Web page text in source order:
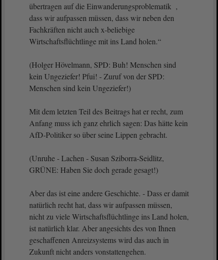
übertragen auf die Einwanderungsproblematik ,
dass wir aufpassen müssen, dass wir neben den
Fachkräften nicht auch x-beliebige
Wirtschaftsflüchtlinge mit ins Land holen.“
(Holger Hövelmann, SPD: Buh! Menschen sind
kein Ungeziefer! Pfui! - Zuruf von der SPD:
Menschen sind kein Ungeziefer!)
Mit dem letzten Teil des Beitrags hat er recht, zum
Anfang muss ich ganz ehrlich sagen: Das hätte kein
AfD-Politiker so über seine Lippen gebracht.
(Unruhe - Lachen - Susan Sziborra-Seidlitz,
GRÜNE: Haben Sie doch gerade gesagt!)
Aber das ist eine andere Geschichte. - Dass er damit
natürlich recht hat, dass wir aufpassen müssen,
nicht zu viele Wirtschaftsflüchtlinge ins Land holen,
ist natürlich klar. Aber angesichts des von Ihnen
geschaffenen Anreizsystems wird das auch in
Zukunft nicht anders vonstattengehen.